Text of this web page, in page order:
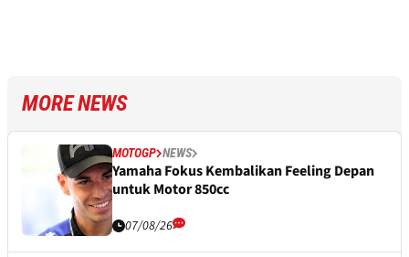
MORE NEWS
MOTOGP NEWS
Yamaha Fokus Kembalikan Feeling Depan
untuk Motor 850cc
07/08/26